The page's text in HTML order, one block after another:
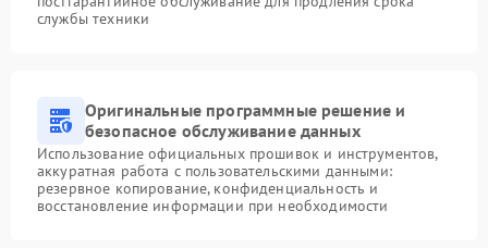
службы техники
Оригинальные программные решение и
безопасное обслуживание данных
Использование официальных прошивок и инструментов,
аккуратная работа с пользовательскими данными:
резервное копирование, конфиденциальность и
восстановление информации при необходимости